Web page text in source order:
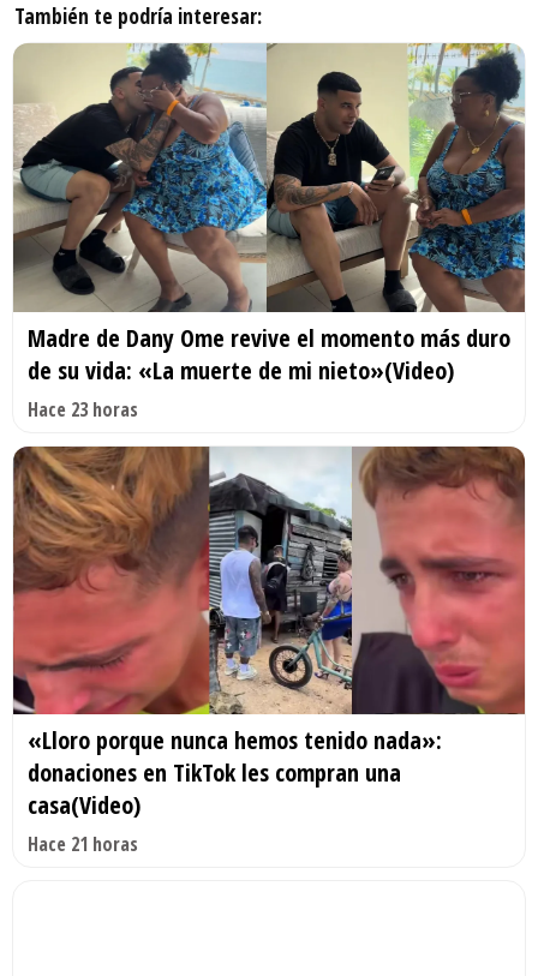
También te podría interesar:
Madre de Dany Ome revive el momento más duro
de su vida: «La muerte de mi nieto»(Video)
Hace 23 horas
«Lloro porque nunca hemos tenido nada»:
donaciones en TikTok les compran una
casa(Video)
Hace 21 horas